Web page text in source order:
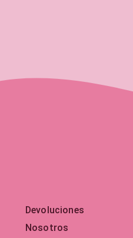
Devoluciones
Nosotros